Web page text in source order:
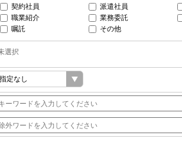
契約社員
派遣社員
職業紹介
業務委託
嘱託
その他
選択